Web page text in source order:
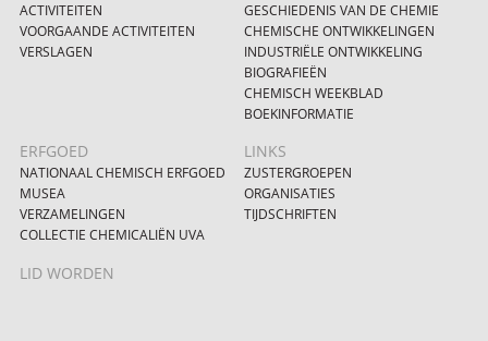
ACTIVITEITEN
VOORGAANDE ACTIVITEITEN
VERSLAGEN
GESCHIEDENIS VAN DE CHEMIE
CHEMISCHE ONTWIKKELINGEN
INDUSTRIËLE ONTWIKKELING
BIOGRAFIEËN
CHEMISCH WEEKBLAD
BOEKINFORMATIE
ERFGOED
NATIONAAL CHEMISCH ERFGOED
MUSEA
VERZAMELINGEN
COLLECTIE CHEMICALIËN UVA
LINKS
ZUSTERGROEPEN
ORGANISATIES
TIJDSCHRIFTEN
LID WORDEN